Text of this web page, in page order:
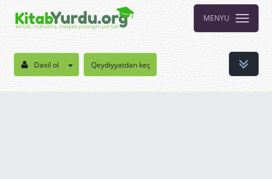
MENYU
Daxil ol Qeydiyyatdan keç